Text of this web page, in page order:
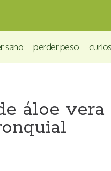
sano perder peso
áloe vera